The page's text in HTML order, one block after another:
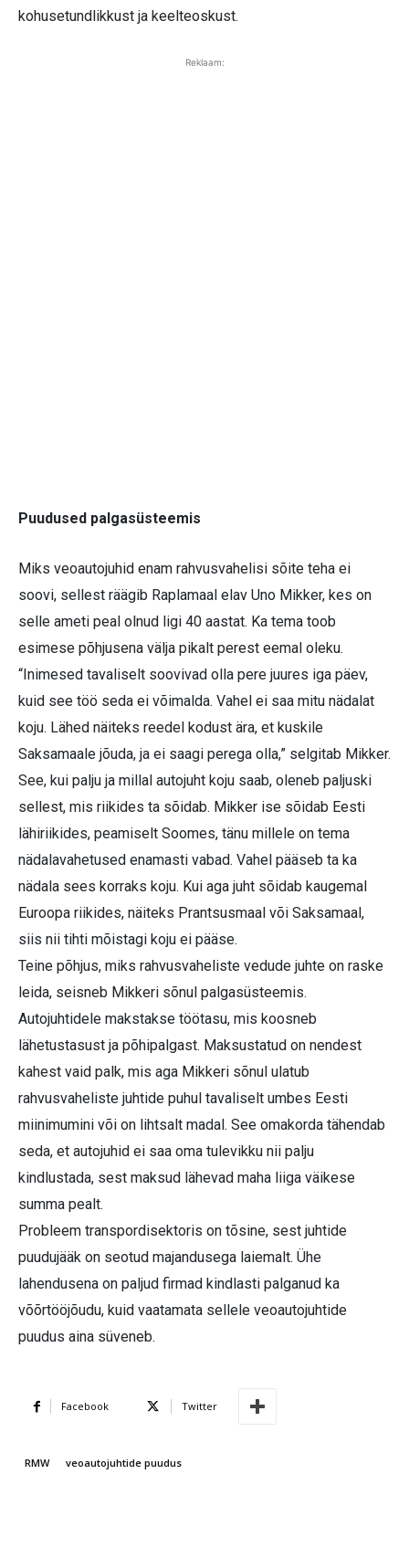
kohusetundlikkust ja keelteoskust.
Reklaam:
Puudused palgasüsteemis
Miks veoautojuhid enam rahvusvahelisi sõite teha ei
soovi, sellest räägib Raplamaal elav Uno Mikker, kes on
selle ameti peal olnud ligi 40 aastat. Ka tema toob
esimese põhjusena välja pikalt perest eemal oleku.
“Inimesed tavaliselt soovivad olla pere juures iga päev,
kuid see töö seda ei võimalda. Vahel ei saa mitu nädalat
koju. Lähed näiteks reedel kodust ära, et kuskile
Saksamaale jõuda, ja ei saagi perega olla,” selgitab Mikker.
See, kui palju ja millal autojuht koju saab, oleneb paljuski
sellest, mis riikides ta sõidab. Mikker ise sõidab Eesti
lähiriikides, peamiselt Soomes, tänu millele on tema
nädalavahetused enamasti vabad. Vahel pääseb ta ka
nädala sees korraks koju. Kui aga juht sõidab kaugemal
Euroopa riikides, näiteks Prantsusmaal või Saksamaal,
siis nii tihti mõistagi koju ei pääse.
Teine põhjus, miks rahvusvaheliste vedude juhte on raske
leida, seisneb Mikkeri sõnul palgasüsteemis.
Autojuhtidele makstakse töötasu, mis koosneb
lähetustasust ja põhipalgast. Maksustatud on nendest
kahest vaid palk, mis aga Mikkeri sõnul ulatub
rahvusvaheliste juhtide puhul tavaliselt umbes Eesti
miinimumini või on lihtsalt madal. See omakorda tähendab
seda, et autojuhid ei saa oma tulevikku nii palju
kindlustada, sest maksud lähevad maha liiga väikese
summa pealt.
Probleem transpordisektoris on tõsine, sest juhtide
puudujääk on seotud majandusega laiemalt. Ühe
lahendusena on paljud firmad kindlasti palganud ka
võõrtööjõudu, kuid vaatamata sellele veoautojuhtide
puudus aina süveneb.
Facebook Twitter
RMW veoautojuhtide puudus